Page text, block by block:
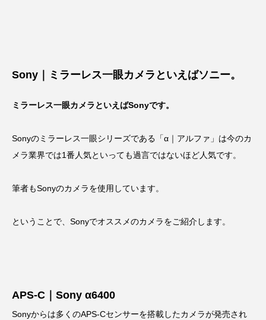
Sony｜ミラーレス一眼カメラといえばソニー。
ミラーレス一眼カメラといえばSonyです。
Sonyのミラーレス一眼シリーズである「α｜アルファ」は今のカ
メラ業界では1番人気といっても過言ではないほど人気です。
筆者もSonyのカメラを使用しています。
ということで、Sonyでオススメのカメラをご紹介します。
APS-C｜Sony α6400
Sonyからは多くのAPS-Cセンサーを搭載したカメラが発売され